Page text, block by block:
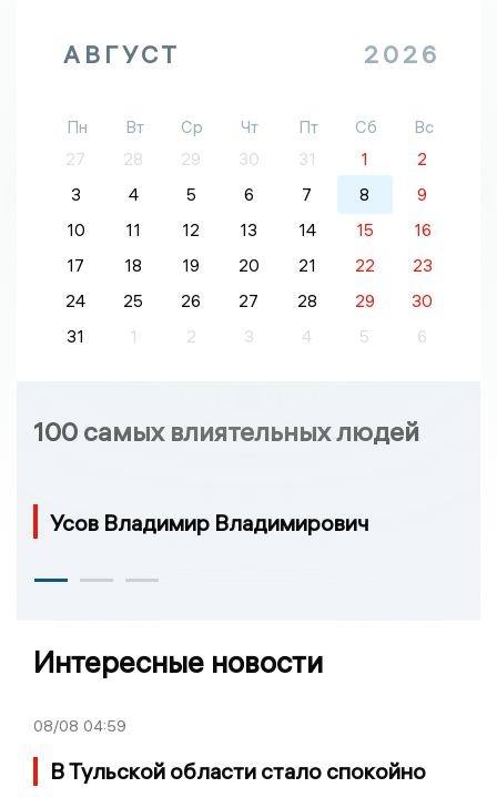
АВГУСТ 2026
Пн Вт Ср Чт Пт Сб
Вс
27
28 29 30 31 1
2
3
4 5 6 7 8
9
10
11 12 13 14 15
16
17
18 19 20 21 22
23
24
25 26 27 28 29
30
31
1 2 3 4 5 6
100 самых влиятельных людей
Усов Владимир Владимирович
Интересные новости
08/08 04:59
В Тульской области стало спокойно